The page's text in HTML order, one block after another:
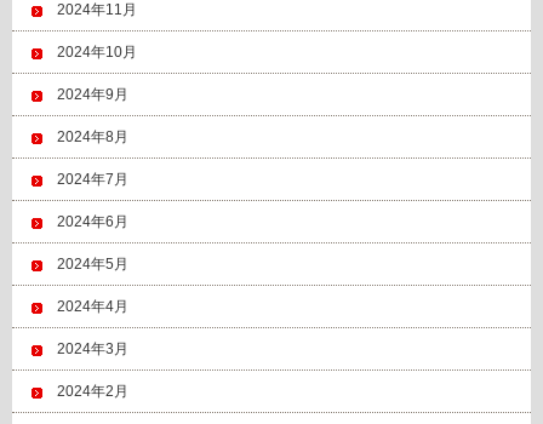
2024年11月
2024年10月
2024年9月
2024年8月
2024年7月
2024年6月
2024年5月
2024年4月
2024年3月
2024年2月